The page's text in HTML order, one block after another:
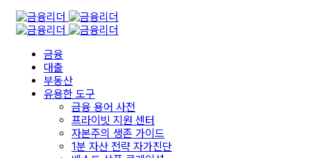
금융
대출
부동산
유용한 도구
금융 용어 사전
프라이빗 지원 센터
자본주의 생존 가이드
1분 자산 전략 자가진단